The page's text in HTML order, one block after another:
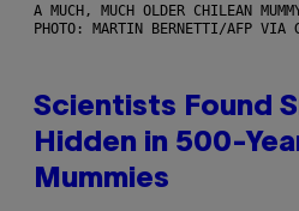
A MUCH, MUCH OLDER CHILEAN
PHOTO: MARTIN BERNETTI/AFP VIA
Scientists Found
Hidden in 500-
Mummies